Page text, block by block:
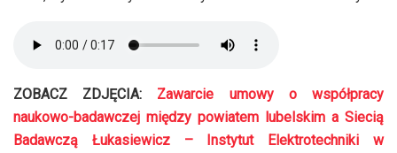
ZOBACZ ZDJĘCIA: Zawarcie umowy o współpracy
naukowo-badawczej między powiatem lubelskim a Siecią
Badawczą Łukasiewicz – Instytut Elektrotechniki w